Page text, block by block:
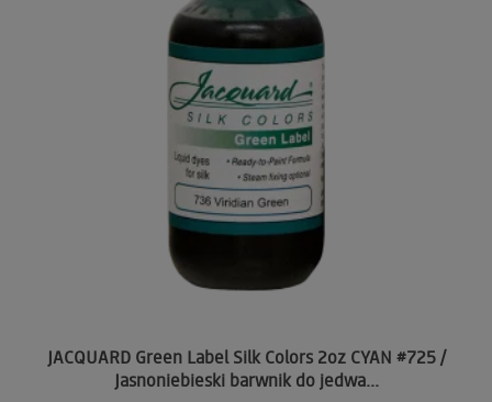
JACQUARD Green Label Silk Colors 2oz CYAN #725 /
Jasnoniebieski barwnik do jedwa...